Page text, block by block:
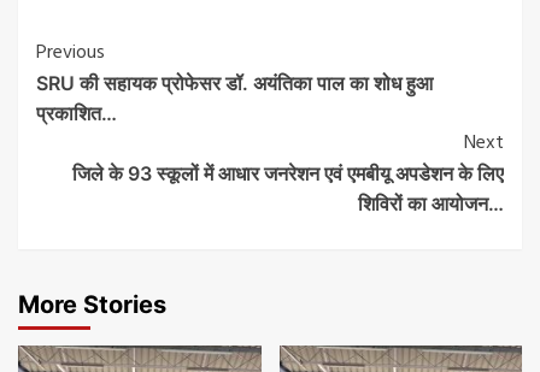
Post
Navigation
Previous
SRU की सहायक प्रोफेसर डॉ. अयंतिका पाल का शोध हुआ
प्रकाशित…
Next
जिले के 93 स्कूलों में आधार जनरेशन एवं एमबीयू अपडेशन के लिए
शिविरों का आयोजन…
More Stories